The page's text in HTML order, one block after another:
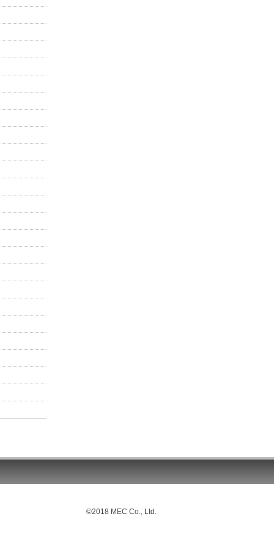
©2018 MEC Co., Ltd.